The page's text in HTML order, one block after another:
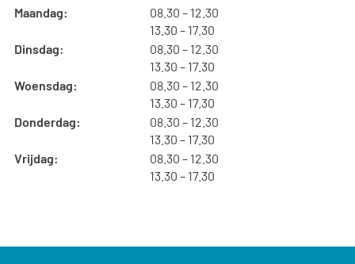
Maandag: 08.30 tot
– 12.30
13.30 tot
– 17.30
Dinsdag:
08.30 tot
– 12.30
13.30 tot
– 17.30
Woensdag:
08.30 tot
– 12.30
13.30 tot
– 17.30
Donderdag:
08.30 tot
– 12.30
13.30 tot
– 17.30
Vrijdag:
08.30 tot
– 12.30
13.30 tot
– 17.30